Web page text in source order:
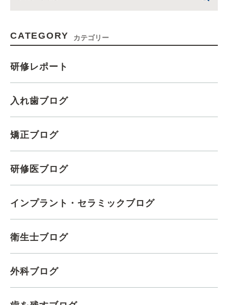
CATEGORY カテゴリー
研修レポート
入れ歯ブログ
矯正ブログ
研修医ブログ
インプラント・セラミックブログ
衛生士ブログ
外科ブログ